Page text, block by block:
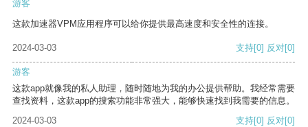
游客
这款加速器VPM应用程序可以给你提供最高速度和安全性的连接。
2024-03-03 支持[0] 反对[0]
游客
这款app就像我的私人助理，随时随地为我的办公提供帮助。我经常需要
查找资料，这款app的搜索功能非常强大，能够快速找到我需要的信息。
2024-03-03
支持[0] 反对[0]